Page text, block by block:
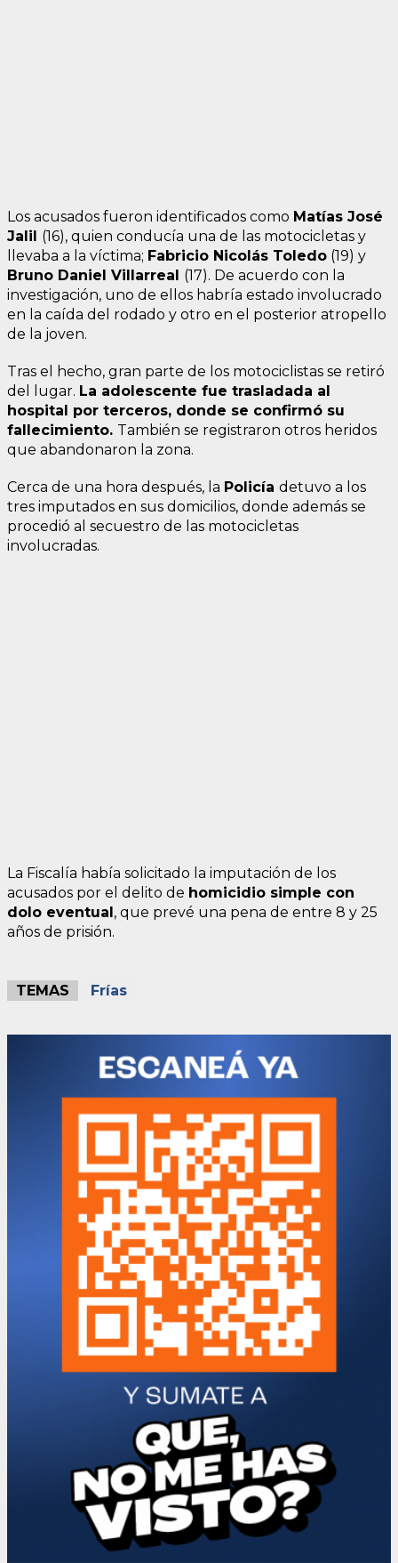
Los acusados fueron identificados como Matías José
Jalil (16), quien conducía una de las motocicletas y
llevaba a la víctima; Fabricio Nicolás Toledo (19) y
Bruno Daniel Villarreal (17). De acuerdo con la
investigación, uno de ellos habría estado involucrado
en la caída del rodado y otro en el posterior atropello
de la joven.
Tras el hecho, gran parte de los motociclistas se retiró
del lugar. La adolescente fue trasladada al
hospital por terceros, donde se confirmó su
fallecimiento. También se registraron otros heridos
que abandonaron la zona.
Cerca de una hora después, la Policía detuvo a los
tres imputados en sus domicilios, donde además se
procedió al secuestro de las motocicletas
involucradas.
La Fiscalía había solicitado la imputación de los
acusados por el delito de homicidio simple con
dolo eventual, que prevé una pena de entre 8 y 25
años de prisión.
TEMAS Frías